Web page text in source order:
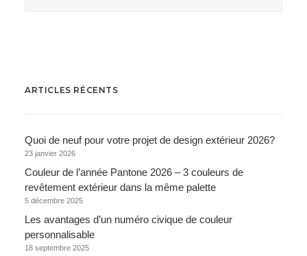
ARTICLES RÉCENTS
Quoi de neuf pour votre projet de design extérieur 2026?
23 janvier 2026
Couleur de l’année Pantone 2026 – 3 couleurs de
revêtement extérieur dans la même palette
5 décembre 2025
Les avantages d’un numéro civique de couleur
personnalisable
18 septembre 2025